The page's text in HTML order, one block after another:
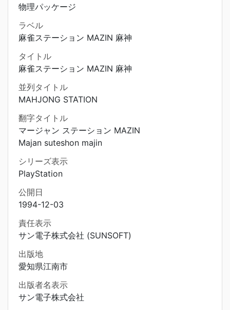
物理パッケージ
ラベル
麻雀ステーション MAZIN 麻神
タイトル
麻雀ステーション MAZIN 麻神
並列タイトル
MAHJONG STATION
翻字タイトル
マージャン ステーション MAZIN
Majan suteshon majin
シリーズ表示
PlayStation
公開日
1994-12-03
責任表示
サン電子株式会社 (SUNSOFT)
出版地
愛知県江南市
出版者名表示
サン電子株式会社